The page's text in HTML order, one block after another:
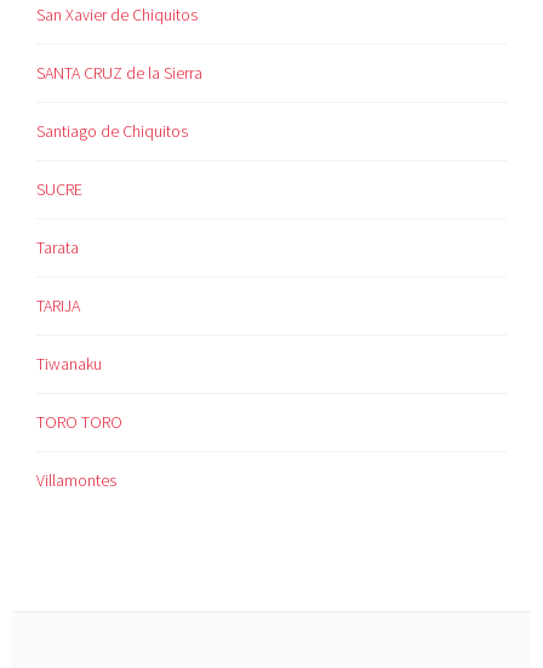
San Xavier de Chiquitos
SANTA CRUZ de la Sierra
Santiago de Chiquitos
SUCRE
Tarata
TARIJA
Tiwanaku
TORO TORO
Villamontes